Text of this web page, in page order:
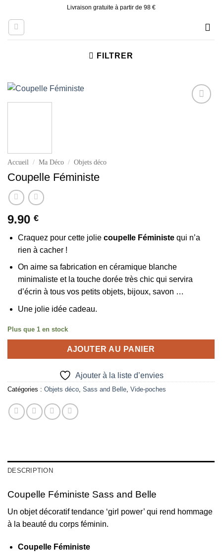
content
Livraison gratuite à partir de 98 €
FILTRER
Accueil / Ma Déco / Objets déco
Coupelle Féministe
9.90 €
Craquez pour cette joliecoupelle Féministequi n’a
rien à cacher !
On aime sa fabrication en céramique blanche
minimaliste et la touche dorée très chic qui servira
d’écrin à tous vos petits objets, bijoux, savon …
Une jolie idée cadeau.
Plus que 1 en stock
AJOUTER AU PANIER
Ajouter à la liste d’envies
Catégories : Objets déco, Sass and Belle, Vide-poches
DESCRIPTION
Coupelle Féministe Sass and Belle
Un objet décoratif tendance ‘girl power’ qui rend hommage
à la beauté du corps féminin.
Coupelle Féministe